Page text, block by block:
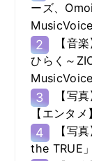
ーズ、
2
【音
ひらく～
3
【写
【エンタメ】
4
【写
the TRUE